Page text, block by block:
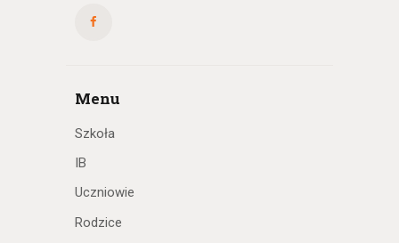
Menu
Szkoła
IB
Uczniowie
Rodzice